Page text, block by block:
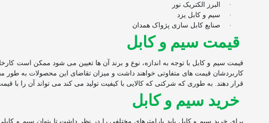
·
البرز الکتریک نور
·
سیم و کابل یزد
·
صنایع کابل سازی پژواک همدان
قیمت سیم و کابل
قیمت سیم و کابل با توجه به اندازه، نوع و برند آن ها تعیین می شود ممکن است
کاربردشان قیمت های متفاوتی خواهند داشت و میزان تقاضای این محصولات به طور
قرار دهند. به طوری که شرکتی که کالایی با کیفیت تولید می کند می تواند آن را با
خرید سیم و کابل
برای خرید سیم و کابل باید پارامترهای مختلفی را در نظر داشت تا بتوان سیم و